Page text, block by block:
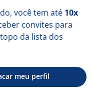
você tem até 10x
convites para
da lista dos
meu perfil